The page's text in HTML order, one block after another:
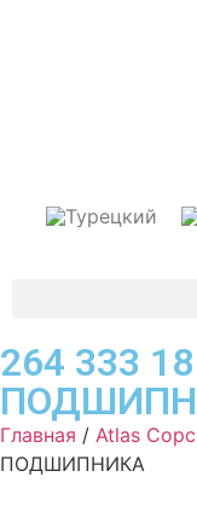
264 333
Главная / Atlas
ПОДШИПНИКА